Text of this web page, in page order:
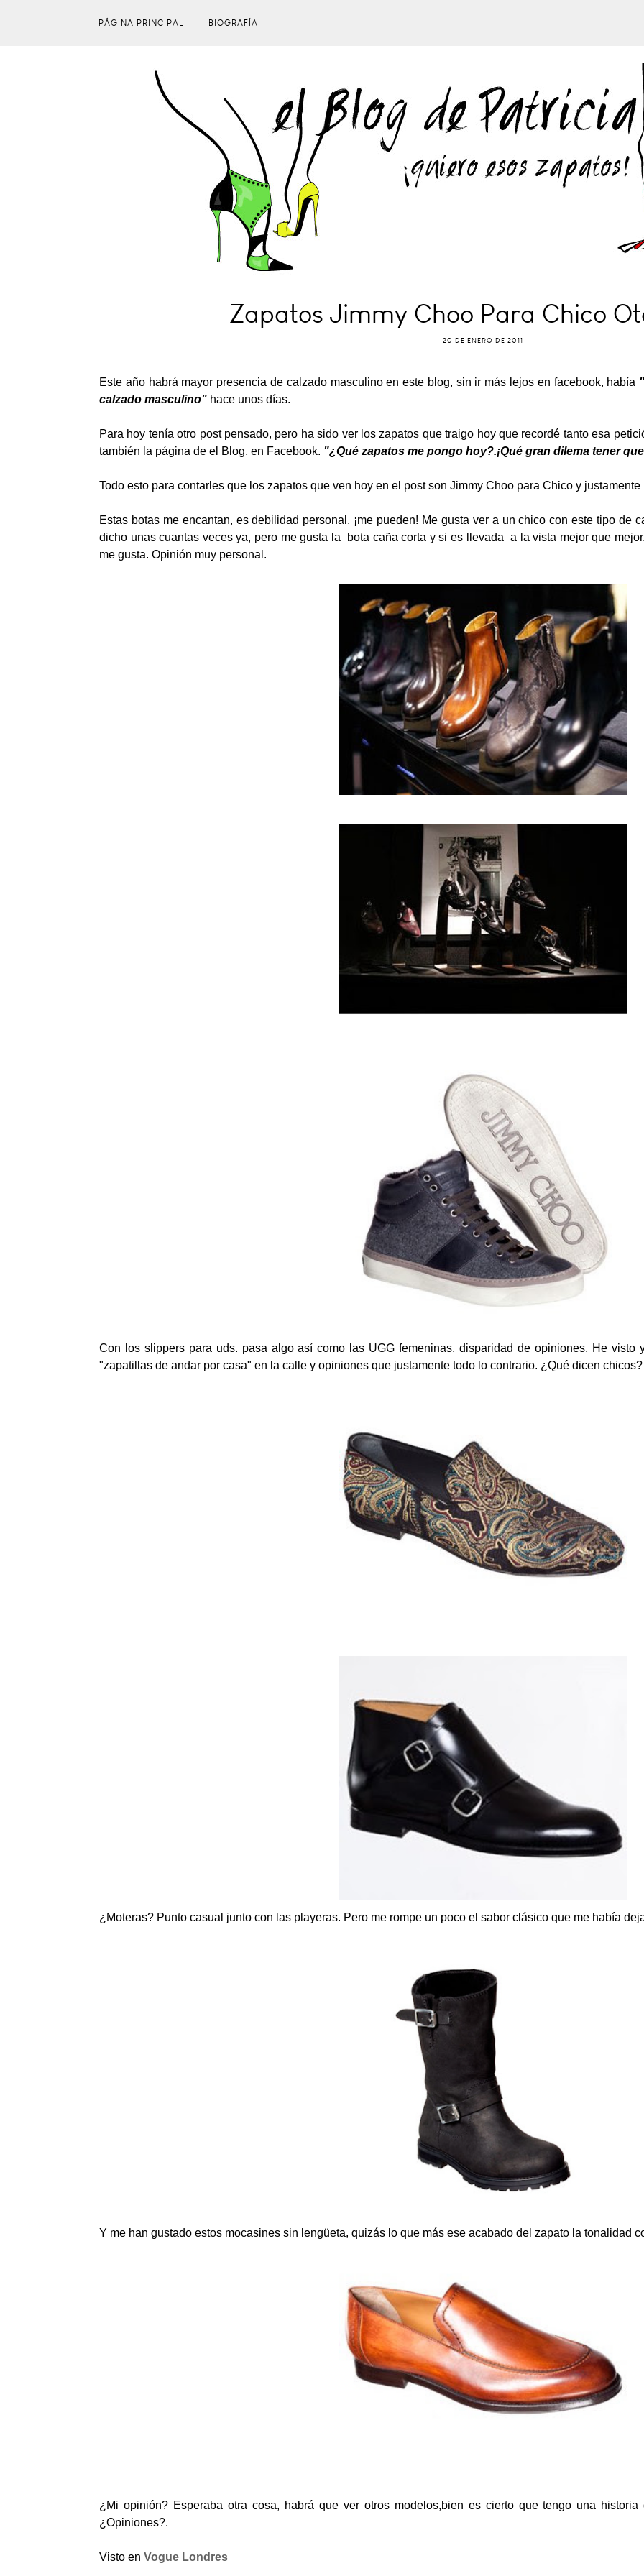
PÁGINA PRINCIPAL BIOGRAFÍA
Zapatos Jimmy Choo Para Chico
20 DE ENERO DE 2011
Este año habrá mayor presencia de calzado masculino en este blog, sin ir más lejos en facebook, había
calzado masculino" hace unos días.
Para hoy tenía otro post pensado, pero ha sido ver los zapatos que traigo hoy que recordé tanto esa
también la página de el Blog, en Facebook. "¿Qué zapatos me pongo hoy?.¡Qué gran dilema tener
Todo esto para contarles que los zapatos que ven hoy en el post son Jimmy Choo para Chico y
Estas botas me encantan, es debilidad personal, ¡me pueden! Me gusta ver a un chico con este tipo de
dicho unas cuantas veces ya, pero me gusta la bota caña corta y si es llevada a la vista mejor que
me gusta. Opinión muy personal.
Con los slippers para uds. pasa algo así como las UGG femeninas, disparidad de opiniones. He visto
"zapatillas de andar por casa" en la calle y opiniones que justamente todo lo contrario. ¿Qué dicen chicos?
¿Moteras? Punto casual junto con las playeras. Pero me rompe un poco el sabor clásico que me había
Y me han gustado estos mocasines sin lengüeta, quizás lo que más ese acabado del zapato la tonalidad
¿Mi opinión? Esperaba otra cosa, habrá que ver otros modelos,bien es cierto que tengo una
¿Opiniones?.
Visto en Vogue Londres